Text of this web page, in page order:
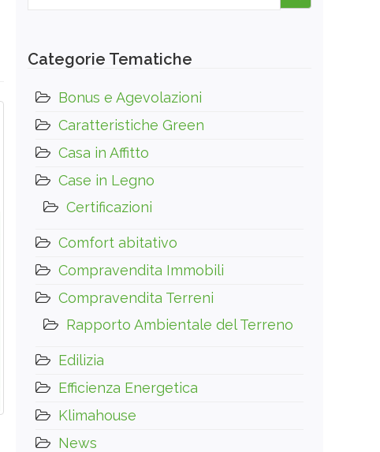
Categorie Tematiche
Bonus e Agevolazioni
Caratteristiche Green
Casa in Affitto
Case in Legno
Certificazioni
Comfort abitativo
Compravendita Immobili
Compravendita Terreni
Rapporto Ambientale del Terreno
Edilizia
Efficienza Energetica
Klimahouse
News